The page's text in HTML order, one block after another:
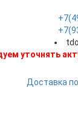
уточнять
Доставка